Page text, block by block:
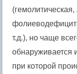
(гемолитическая,
т.д.), но чаще
обнаруживается
при которой